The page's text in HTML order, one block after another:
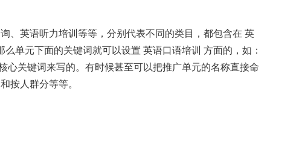
、英语听力培训等等，分别代表不同的类目，都包含在 英
单元下面的关键词就可以设置 英语口语培训 方面的，如：
心关键词来写的。有时候甚至可以把推广单元的名称直接命
按人群分等等。